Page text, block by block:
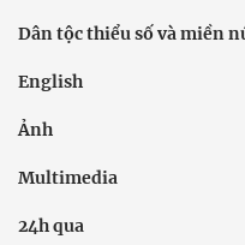
Dân tộc thiểu số và miền
English
Ảnh
Multimedia
24h qua